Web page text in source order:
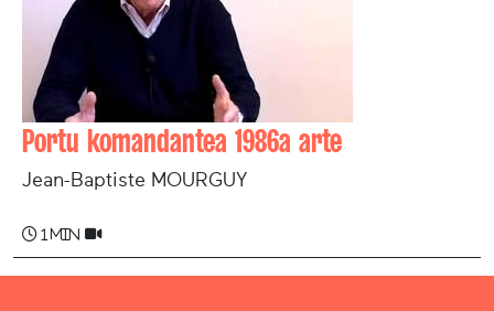
Portu komandantea 1986a arte
Jean-Baptiste MOURGUY
1 min